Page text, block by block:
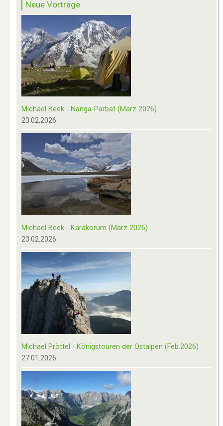
Neue Vorträge
Michael Beek - Nanga-Parbat (März 2026)
23.02.2026
Michael Beek - Karakorum (März 2026)
23.02.2026
Michael Pröttel - Königstouren der Ostalpen (Feb.2026)
27.01.2026